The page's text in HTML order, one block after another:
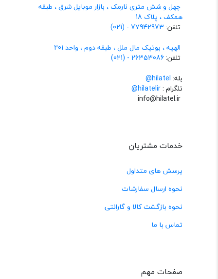
چهل و شش متری نارمک ، بازار موبایل شرق ، طبقه
همکف ، پلاک 18
تلفن: 77942973 - (021)
الهیه ، بوتیک مال ملل ، طبقه دوم ، واحد 201
تلفن:26353086 - (021)
بله: hilatel@
تلگرام :@hilatelir
خدمات مشتریان
پرسش های متداول
نحوه ارسال سفارشات
نحوه بازگشت کالا و گارانتی
تماس با ما
صفحات مهم